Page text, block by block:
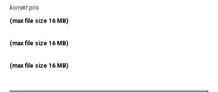
korrekt pris
(max file size 16 MB)
(max file size 16 MB)
(max file size 16 MB)